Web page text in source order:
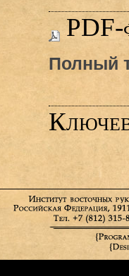
PDF-
Полный